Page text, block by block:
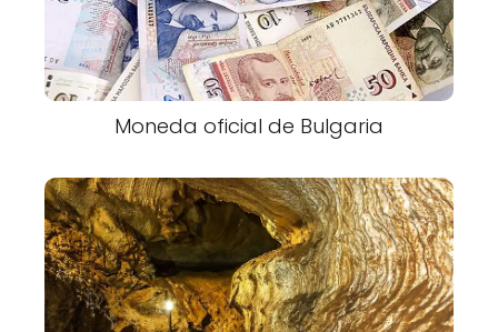
Moneda oficial de Bulgaria